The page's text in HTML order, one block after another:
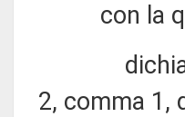
con la
dichiara
2, comma 1,